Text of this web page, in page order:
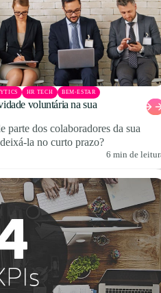
HR TECH BEM-ESTAR
voluntária na sua
parte dos colaboradores da sua
la no curto prazo?
6 min de